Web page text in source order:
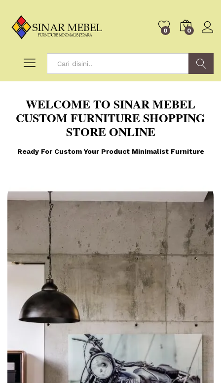
0 0
Search
WELCOME TO SINAR MEBEL
CUSTOM FURNITURESHOPPING
STORE ONLINE
Ready For Custom Your Product Minimalist Furniture